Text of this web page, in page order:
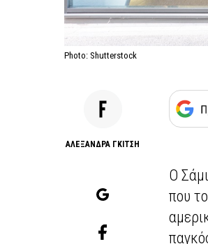
Photo: Shutterstock
AΛΕΞΑΝΔΡΑ ΓΚΙΤΣΗ
Ο
που